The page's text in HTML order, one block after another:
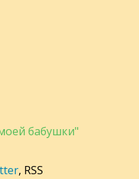
бабушки"
, RSS